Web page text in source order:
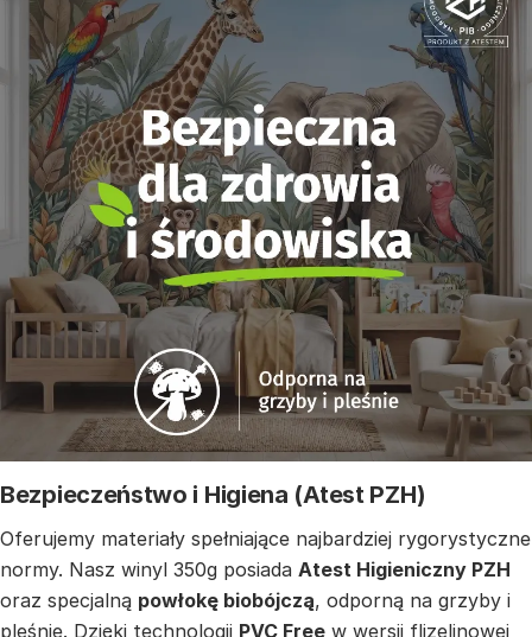
Bezpieczeństwo i Higiena (Atest PZH)
Oferujemy materiały spełniające najbardziej rygorystyczne
normy. Nasz winyl 350g posiada Atest Higieniczny PZH
oraz specjalną powłokę biobójczą, odporną na grzyby i
pleśnie. Dzięki technologii PVC Free w wersji flizelinowej